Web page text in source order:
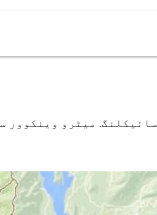
میٹرو وینکوور